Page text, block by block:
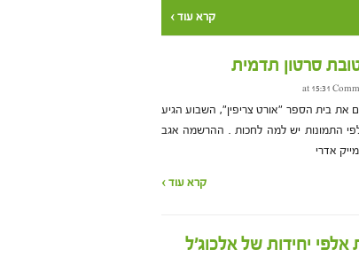
קרא עוד ›
סרטון תדמית
את בית הספר "אורט צריפין", השבוע הגיע
התמונות יש למה לחכות . ההרשמה אגב
אדרי
קרא עוד ›
יחידות של אלכוג'ל